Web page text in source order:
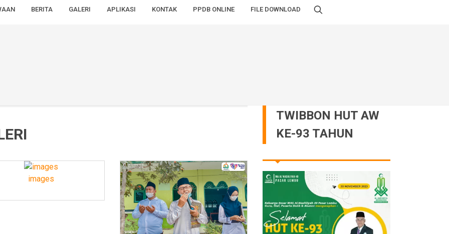
BERITA GALERI APLIKASI KONTAK PPDB ONLINE FILE DOWNLOAD
images
TWIBBON HUT AW
KE-93 TAHUN